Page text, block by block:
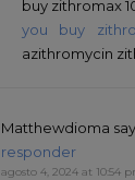
buy zithromax
you buy
azithromycin
Matthewdioma
responder
agosto 4, 2024 at 10:54